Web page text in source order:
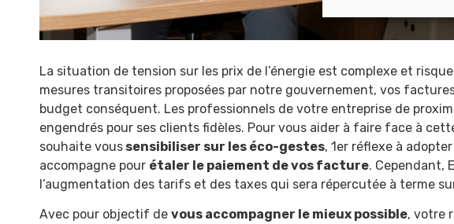
La situation de tension sur les prix de l’énergie est complexe et
mesures transitoires proposées par notre gouvernement, vos
budget conséquent. Les professionnels de votre entreprise de
engendrés pour ses clients fidèles. Pour vous aider à faire face à
souhaite vous sensibiliser sur les éco-gestes, 1er réflexe à
accompagne pour étaler le paiement de vos facture. Cependant,
l’augmentation des tarifs et des taxes qui sera répercutée à terme
Avec pour objectif devous accompagner le mieux possible, votre